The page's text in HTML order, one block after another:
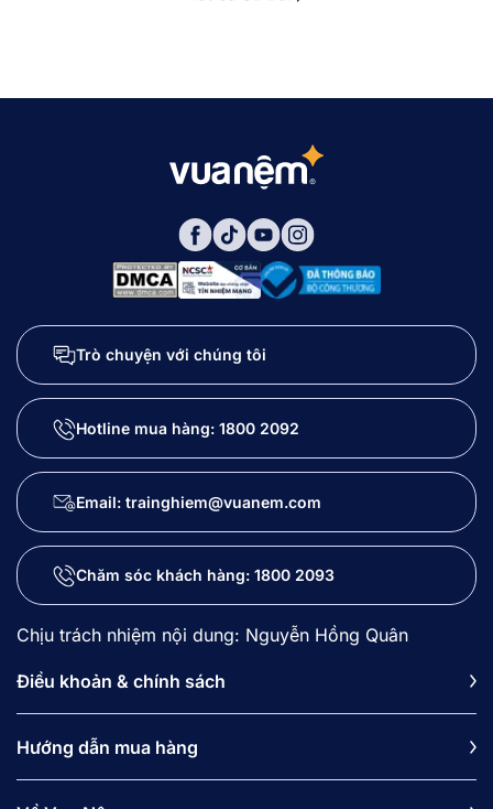
Trò chuyện với chúng tôi
Hotline mua hàng: 1800 2092
Email: trainghiem@vuanem.com
Chăm sóc khách hàng: 1800 2093
Chịu trách nhiệm nội dung: Nguyễn Hồng Quân
Điều khoản & chính sách
Hướng dẫn mua hàng